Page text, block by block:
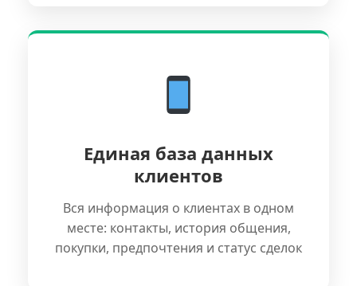
Единая база данных
клиентов
Вся информация о клиентах в одном
месте: контакты, история общения,
покупки, предпочтения и статус сделок